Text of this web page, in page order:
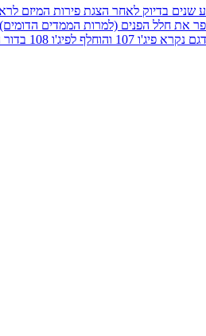
המיני, תשע שנים בדיוק לאחר הצגת
חלל הפנים (למרות הממדים הדומים)